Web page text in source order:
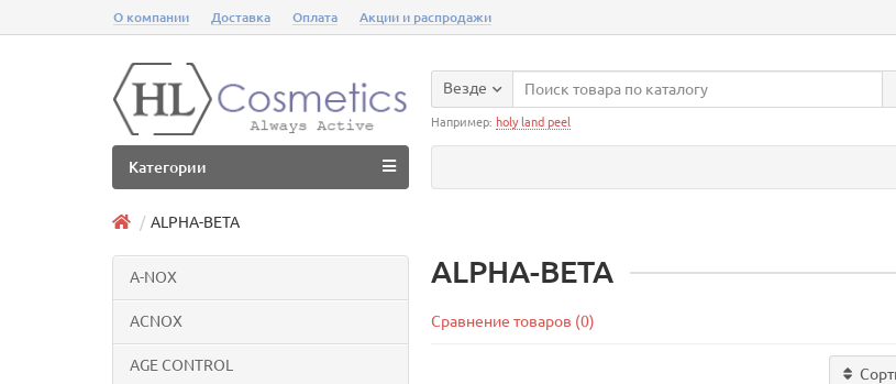
О компании Доставка Оплата Акции и распродажи
Везде
Например: holy land peel
Категории
ALPHA-BETA
A-NOX
ACNOX
AGE CONTROL
ALPHA-BETA
Сравнение товаров (0)